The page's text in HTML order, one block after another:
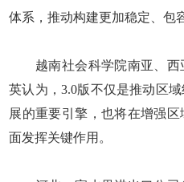
体系，推动构建更加稳定、包
越南社会科学院南亚、西
英认为，3.0版不仅是推动区
展的重要引擎，也将在增强
面发挥关键作用。